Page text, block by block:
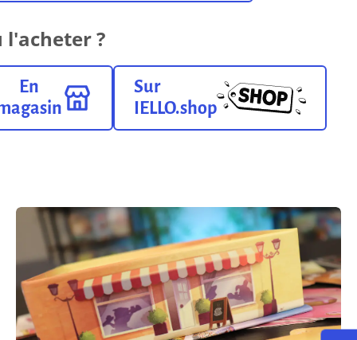
4.24 Mo Format pdf
l'acheter ?
En
Sur
IELLO.shop